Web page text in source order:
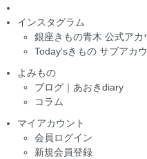
インスタグラム
銀座きもの青木 公式アカ
Today'sきもの サブアカ
よみもの
ブログ｜あおきdiary
コラム
マイアカウント
会員ログイン
新規会員登録